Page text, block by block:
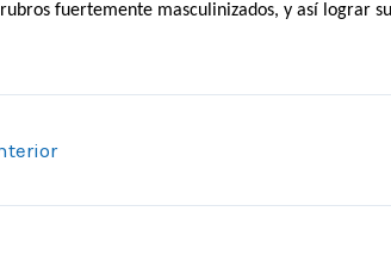
fuertemente masculinizados, y así lograr